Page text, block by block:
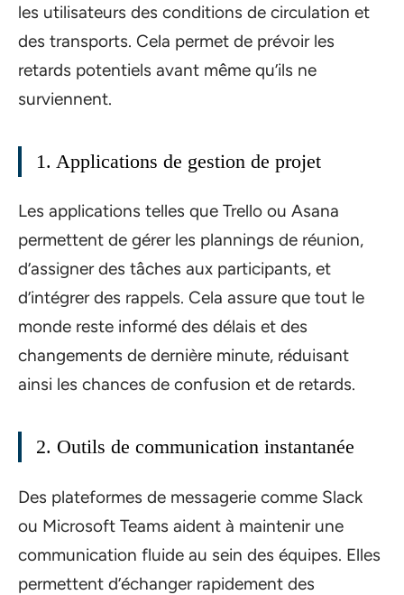
les utilisateurs des conditions de circulation et
des transports. Cela permet de prévoir les
retards potentiels avant même qu’ils ne
surviennent.
1. Applications de gestion de projet
Les applications telles que Trello ou Asana
permettent de gérer les plannings de réunion,
d’assigner des tâches aux participants, et
d’intégrer des rappels. Cela assure que tout le
monde reste informé des délais et des
changements de dernière minute, réduisant
ainsi les chances de confusion et de retards.
2. Outils de communication instantanée
Des plateformes de messagerie comme Slack
ou Microsoft Teams aident à maintenir une
communication fluide au sein des équipes. Elles
permettent d’échanger rapidement des